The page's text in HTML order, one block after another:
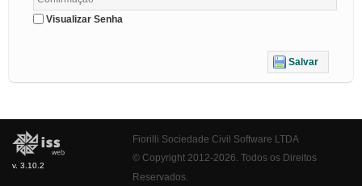
Visualizar Senha
Salvar
v. 3.10.2
Fiorilli Sociedade Civil Software LTDA
© Copyright 2012-2026. Todos os Direitos
Reservados.